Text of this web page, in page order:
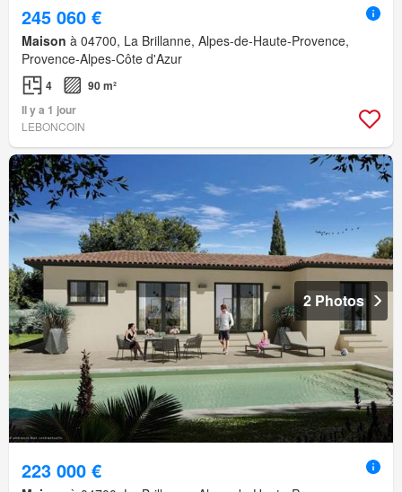
245 060 €
Maison à 04700, La Brillanne, Alpes-de-Haute-Provence,
Provence-Alpes-Côte d'Azur
4
90 m²
Il y a 1 jour
LEBONCOIN
2 Photos
223 000 €